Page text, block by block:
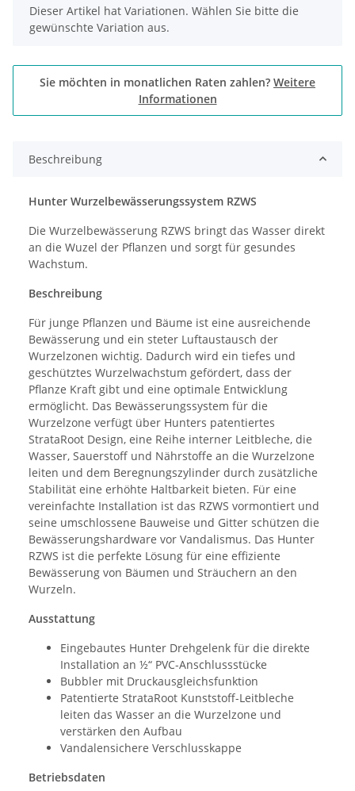
x
Dieser Artikel hat Variationen. Wählen Sie bitte die
gewünschte Variation aus.
Sie möchten in monatlichen Raten zahlen? Weitere
Informationen
Beschreibung
Hunter Wurzelbewässerungssystem RZWS
Die Wurzelbewässerung RZWS bringt das Wasser direkt
an die Wuzel der Pflanzen und sorgt für gesundes
Wachstum.
Beschreibung
Für junge Pflanzen und Bäume ist eine ausreichende
Bewässerung und ein steter Luftaustausch der
Wurzelzonen wichtig. Dadurch wird ein tiefes und
geschütztes Wurzelwachstum gefördert, dass der
Pflanze Kraft gibt und eine optimale Entwicklung
ermöglicht. Das Bewässerungssystem für die
Wurzelzone verfügt über Hunters patentiertes
StrataRoot Design, eine Reihe interner Leitbleche, die
Wasser, Sauerstoff und Nährstoffe an die Wurzelzone
leiten und dem Beregnungszylinder durch zusätzliche
Stabilität eine erhöhte Haltbarkeit bieten. Für eine
vereinfachte Installation ist das RZWS vormontiert und
seine umschlossene Bauweise und Gitter schützen die
Bewässerungshardware vor Vandalismus. Das Hunter
RZWS ist die perfekte Lösung für eine effiziente
Bewässerung von Bäumen und Sträuchern an den
Wurzeln.
Ausstattung
Eingebautes Hunter Drehgelenk für die direkte
Installation an ½“ PVC-Anschlussstücke
Bubbler mit Druckausgleichsfunktion
Patentierte StrataRoot Kunststoff-Leitbleche
leiten das Wasser an die Wurzelzone und
verstärken den Aufbau
Vandalensichere Verschlusskappe
Betriebsdaten